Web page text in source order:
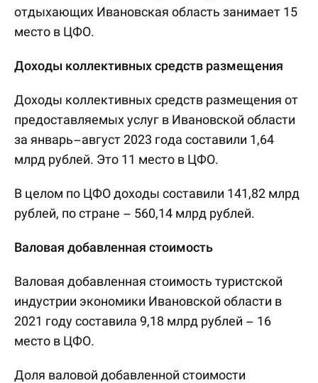
отдыхающих Ивановская область занимает 15
место в ЦФО.
Доходы коллективных средств размещения
Доходы коллективных средств размещения от
предоставляемых услуг в Ивановской области
за январь–август 2023 года составили 1,64
млрд рублей. Это 11 место в ЦФО.
В целом по ЦФО доходы составили 141,82 млрд
рублей, по стране – 560,14 млрд рублей.
Валовая добавленная стоимость
Валовая добавленная стоимость туристской
индустрии экономики Ивановской области в
2021 году составила 9,18 млрд рублей – 16
место в ЦФО.
Доля валовой добавленной стоимости